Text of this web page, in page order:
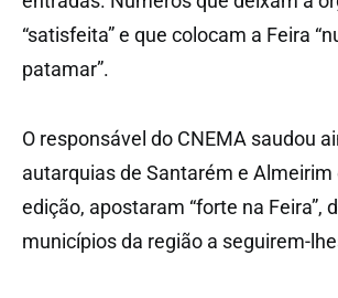
“satisfeita” e que colocam a Feira
patamar”.
O responsável do CNEMA saudou
autarquias de Santarém e Almeirim
edição, apostaram “forte na Feira”,
municípios da região a seguirem-